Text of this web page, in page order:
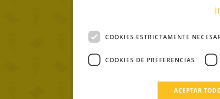
COOKIES ESTRICTAMENTE
COOKIES DE PREFERENCIAS
ACEPTAR